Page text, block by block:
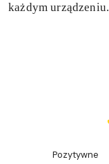
każdym urządzeniu.
Pozytywne